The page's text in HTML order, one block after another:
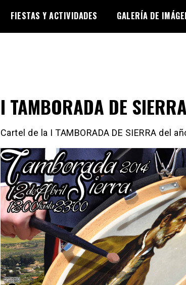
FIESTAS Y ACTIVIDADES GALERÍA DE
I TAMBORADA DE
Cartel de la I TAMBORADA DE SIERRA del